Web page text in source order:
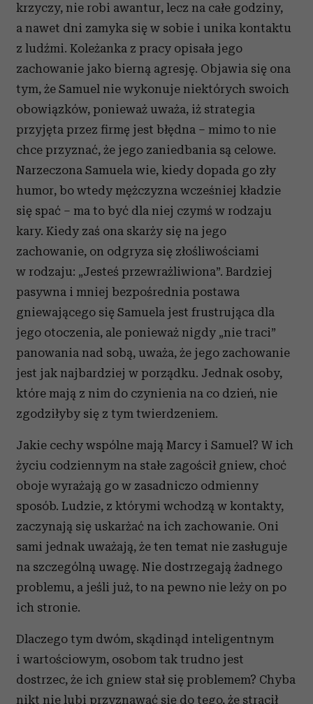
krzyczy, nie robi awantur, lecz na całe godziny,
a nawet dni zamyka się w sobie i unika kontaktu
z ludźmi. Koleżanka z pracy opisała jego
zachowanie jako bierną agresję. Objawia się ona
tym, że Samuel nie wykonuje niektórych swoich
obowiązków, ponieważ uważa, iż strategia
przyjęta przez firmę jest błędna – mimo to nie
chce przyznać, że jego zaniedbania są celowe.
Narzeczona Samuela wie, kiedy dopada go zły
humor, bo wtedy mężczyzna wcześniej kładzie
się spać – ma to być dla niej czymś w rodzaju
kary. Kiedy zaś ona skarży się na jego
zachowanie, on odgryza się złośliwościami
w rodzaju: „Jesteś przewrażliwiona”. Bardziej
pasywna i mniej bezpośrednia postawa
gniewającego się Samuela jest frustrująca dla
jego otoczenia, ale ponieważ nigdy „nie traci”
panowania nad sobą, uważa, że jego zachowanie
jest jak najbardziej w porządku. Jednak osoby,
które mają z nim do czynienia na co dzień, nie
zgodziłyby się z tym twierdzeniem.
Jakie cechy wspólne mają Marcy i Samuel? W ich
życiu codziennym na stałe zagościł gniew, choć
oboje wyrażają go w zasadniczo odmienny
sposób. Ludzie, z którymi wchodzą w kontakty,
zaczynają się uskarżać na ich zachowanie. Oni
sami jednak uważają, że ten temat nie zasługuje
na szczególną uwagę. Nie dostrzegają żadnego
problemu, a jeśli już, to na pewno nie leży on po
ich stronie.
Dlaczego tym dwóm, skądinąd inteligentnym
i wartościowym, osobom tak trudno jest
dostrzec, że ich gniew stał się problemem? Chyba
nikt nie lubi przyznawać się do tego, że stracił